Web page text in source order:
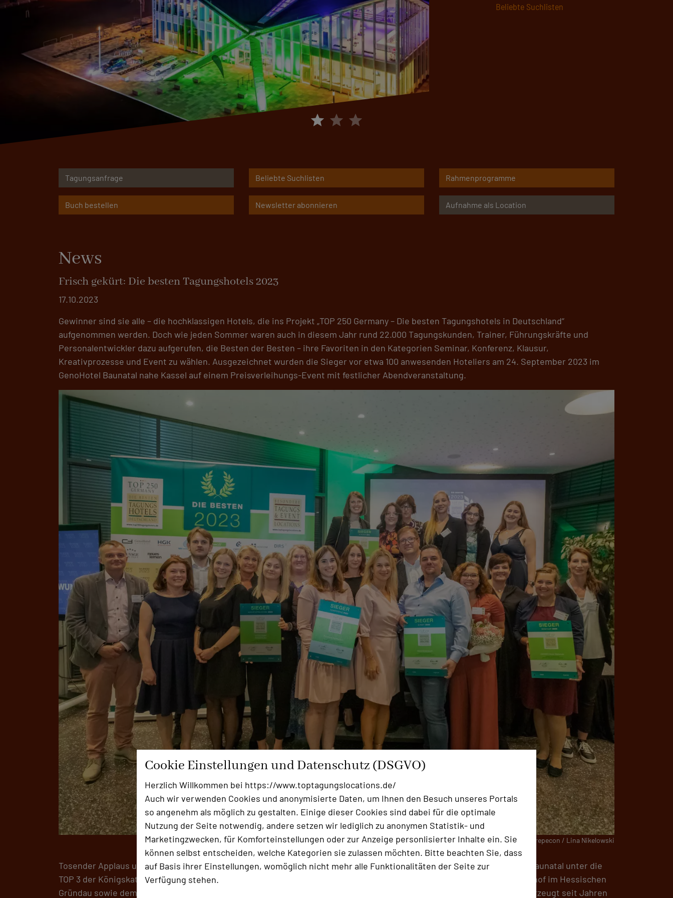
Cookie Einstellungen und Datenschutz (DSGVO)
Herzlich Willkommen bei https://www.toptagungslocations.de/
Auch wir verwenden Cookies und anonymisierte Daten, um Ihnen den Besuch unseres Portals
so angenehm als möglich zu gestalten. Einige dieser Cookies sind dabei für die optimale
Nutzung der Seite notwendig, andere setzen wir lediglich zu anonymen Statistik- und
Marketingzwecken, für Komforteinstellungen oder zur Anzeige personlisierter Inhalte ein. Sie
können selbst entscheiden, welche Kategorien sie zulassen möchten. Bitte beachten Sie, dass
auf Basis ihrer Einstellungen, womöglich nicht mehr alle Funktionalitäten der Seite zur
Verfügung stehen.
star star star
Hier starten
Tagungsanfrage Beliebte Suchlisten Rahmenprogramme
Buch bestellen Newsletter abonnieren Aufnahme als Location
News
Frisch gekürt: Die besten Tagungshotels 2023
17.10.2023
Gewinner sind sie alle – die hochklassigen Hotels, die ins Projekt „TOP 250 Germany – Die besten Tagungshotels in Deutschland“
aufgenommen werden. Doch wie jeden Sommer waren auch in diesem Jahr rund 22.000 Tagungskunden, Trainer, Führungskräfte und
Personalentwickler dazu aufgerufen, die Besten der Besten – ihre Favoriten in den Kategorien Seminar, Konferenz, Klausur,
Kreativprozesse und Event zu wählen. Ausgezeichnet wurden die Sieger vor etwa 100 anwesenden Hoteliers am 24. September 2023 im
GenoHotel Baunatal nahe Kassel auf einem Preisverleihungs-Event mit festlicher Abendveranstaltung.
Foto: repecon / Lina Nikelowski
Tosender Applaus und Jubel erfüllte den Festsaal, als sich herauskristallisierte, dass sich das gastgebende GenoHotel Baunatal unter die
TOP 3 der Königskategorie„Seminar“gearbeitet hatte. Dort musste es sich nur dem zweitplatzierten Hotel Gut Hühnerhof im Hessischen
Gründau sowie dem Gewinner
geschlagen geben. Das Siegerhaus in der Lüneburger Heide überzeugt seit Jahren